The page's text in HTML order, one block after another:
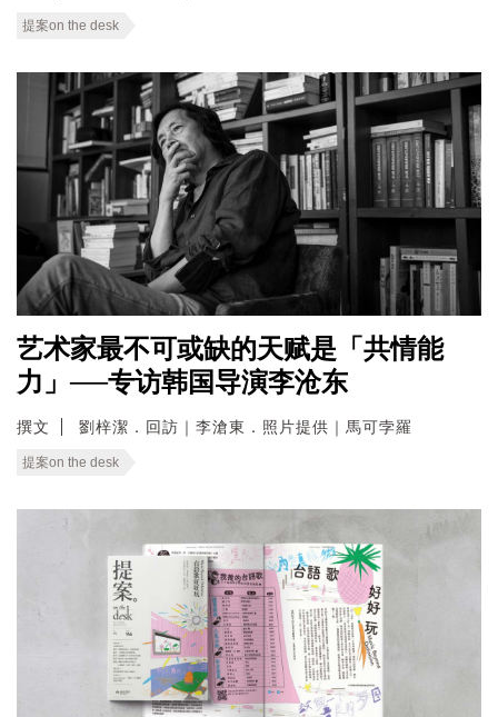
提案on the desk
艺术家最不可或缺的天赋是「共情能
力」──专访韩国导演李沧东
撰文 劉梓潔．回訪｜李滄東．照片提供｜馬可孛羅
提案on the desk